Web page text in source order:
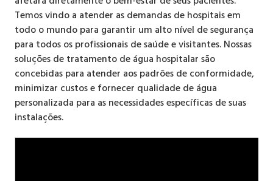
Temos vindo a atender as demandas de hospitais em
todo o mundo para garantir um alto nível de segurança
para todos os profissionais de saúde e visitantes. Nossas
soluções de tratamento de água hospitalar são
concebidas para atender aos padrões de conformidade,
minimizar custos e fornecer qualidade de água
personalizada para as necessidades específicas de suas
instalações.